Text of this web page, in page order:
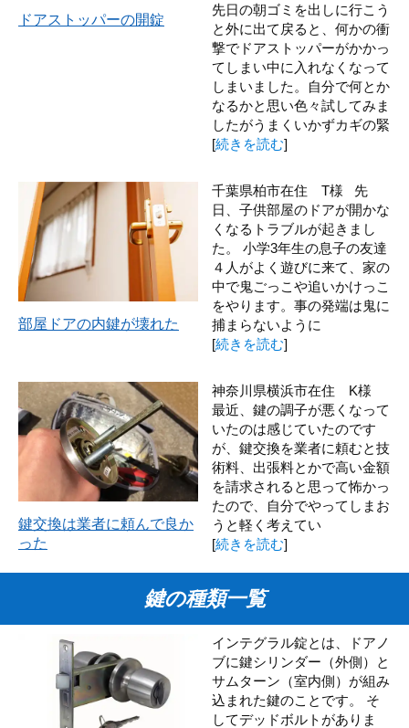
ドアストッパーの開錠
先日の朝ゴミを出しに行こう
と外に出て戻ると、何かの衝
撃でドアストッパーがかかっ
てしまい中に入れなくなって
しまいました。自分で何とか
なるかと思い色々試してみま
したがうまくいかずカギの緊
[続きを読む]
部屋ドアの内鍵が壊れた
千葉県柏市在住 T様 先
日、子供部屋のドアが開かな
くなるトラブルが起きまし
た。 小学3年生の息子の友達
４人がよく遊びに来て、家の
中で鬼ごっこや追いかけっこ
をやります。事の発端は鬼に
捕まらないように
[続きを読む]
鍵交換は業者に頼んで良か
った
神奈川県横浜市在住 K様
最近、鍵の調子が悪くなって
いたのは感じていたのです
が、鍵交換を業者に頼むと技
術料、出張料とかで高い金額
を請求されると思って怖かっ
たので、自分でやってしまお
うと軽く考えてい
[続きを読む]
鍵の種類一覧
インテグラル錠とは、ドアノ
ブに鍵シリンダー（外側）と
サムターン（室内側）が組み
込まれた鍵のことです。 そ
してデッドボルトがありま